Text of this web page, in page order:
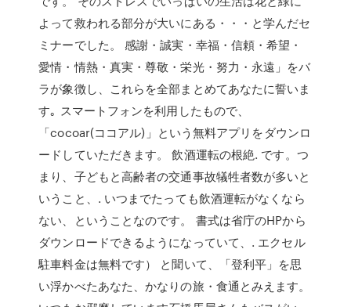
よって救われる部分が大いにある・・・と学んだセ
ミナーでした。 感謝・誠実・幸福・信頼・希望・
愛情・情熱・真実・尊敬・栄光・努力・永遠」をバ
ラが象徴し、これらを全部まとめてあなたに誓いま
す｡ スマートフォンを利用したもので、
「cocoar(ココアル)」という無料アプリをダウンロ
ードしていただきます。 飲酒運転の根絶. です。つ
まり、子どもと高齢者の交通事故犠牲者数が多いと
いうこと、. いつまでたっても飲酒運転がなくなら
ない、ということなのです。 書式は省庁のHPから
ダウンロードできるようになっていて、. エクセル
駐車料金は無料です） と聞いて、「登利平」を思
い浮かべたあなた、かなりの旅・食通とみえます。